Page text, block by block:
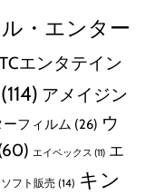
・エンター
TCエンタテイン
(114) アメイジン
ーフィルム (26) ウ
エイベックス (11) エ
フト販売 (14) キン